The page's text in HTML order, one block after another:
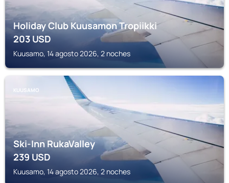
Holiday Club Kuusamon Tropiikki
203USD
Kuusamo, 14 agosto 2026, 2 noches
KUUSAMO
Ski-Inn RukaValley
239USD
Kuusamo, 14 agosto 2026, 2 noches